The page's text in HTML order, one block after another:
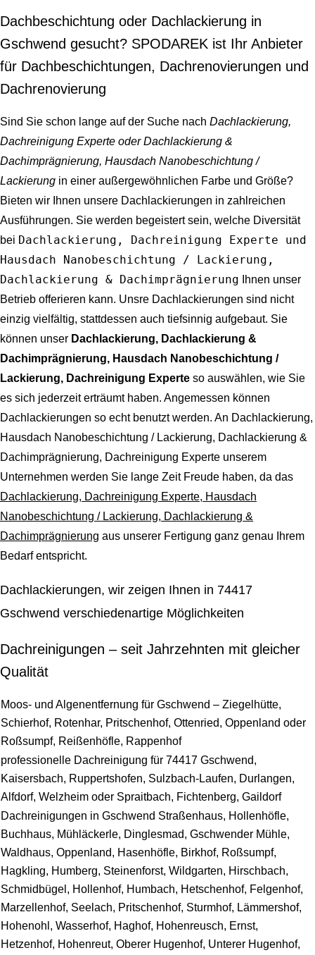
Dachbeschichtung oder Dachlackierung in
Gschwend gesucht? SPODAREK ist Ihr Anbieter
für Dachbeschichtungen, Dachrenovierungen und
Dachrenovierung
Sind Sie schon lange auf der Suche nach Dachlackierung,
Dachreinigung Experte oder Dachlackierung &
Dachimprägnierung, Hausdach Nanobeschichtung /
Lackierung in einer außergewöhnlichen Farbe und Größe?
Bieten wir Ihnen unsere Dachlackierungen in zahlreichen
Ausführungen. Sie werden begeistert sein, welche Diversität
bei Dachlackierung, Dachreinigung Experte und
Hausdach Nanobeschichtung / Lackierung,
Dachlackierung & Dachimprägnierung Ihnen unser
Betrieb offerieren kann. Unsre Dachlackierungen sind nicht
einzig vielfältig, stattdessen auch tiefsinnig aufgebaut. Sie
können unser Dachlackierung, Dachlackierung &
Dachimprägnierung, Hausdach Nanobeschichtung /
Lackierung, Dachreinigung Experte so auswählen, wie Sie
es sich jederzeit erträumt haben. Angemessen können
Dachlackierungen so echt benutzt werden. An Dachlackierung,
Hausdach Nanobeschichtung / Lackierung, Dachlackierung &
Dachimprägnierung, Dachreinigung Experte unserem
Unternehmen werden Sie lange Zeit Freude haben, da das
Dachlackierung, Dachreinigung Experte, Hausdach
Nanobeschichtung / Lackierung, Dachlackierung &
Dachimprägnierung aus unserer Fertigung ganz genau Ihrem
Bedarf entspricht.
Dachlackierungen, wir zeigen Ihnen in 74417
Gschwend verschiedenartige Möglichkeiten
Dachreinigungen – seit Jahrzehnten mit gleicher
Qualität
Moos- und Algenentfernung für Gschwend – Ziegelhütte,
Schierhof, Rotenhar, Pritschenhof, Ottenried, Oppenland oder
Roßsumpf, Reißenhöfle, Rappenhof
professionelle Dachreinigung für 74417 Gschwend,
Kaisersbach, Ruppertshofen, Sulzbach-Laufen, Durlangen,
Alfdorf, Welzheim oder Spraitbach, Fichtenberg, Gaildorf
Dachreinigungen in Gschwend Straßenhaus, Hollenhöfle,
Buchhaus, Mühläckerle, Dinglesmad, Gschwender Mühle,
Waldhaus, Oppenland, Hasenhöfle, Birkhof, Roßsumpf,
Hagkling, Humberg, Steinenforst, Wildgarten, Hirschbach,
Schmidbügel, Hollenhof, Humbach, Hetschenhof, Felgenhof,
Marzellenhof, Seelach, Pritschenhof, Sturmhof, Lämmershof,
Hohenohl, Wasserhof, Haghof, Hohenreusch, Ernst,
Hetzenhof, Hohenreut, Oberer Hugenhof, Unterer Hugenhof,